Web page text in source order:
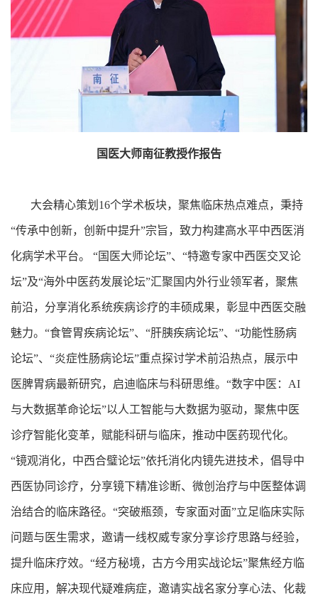
国医大师南征教授作报告
大会精心策划16个学术板块，聚焦临床热点难点，秉持
“传承中创新，创新中提升”宗旨，致力构建高水平中西医消
化病学术平台。 “国医大师论坛”、“特邀专家中西医交叉论
坛”及“海外中医药发展论坛”汇聚国内外行业领军者，聚焦
前沿，分享消化系统疾病诊疗的丰硕成果，彰显中西医交融
魅力。“食管胃疾病论坛”、“肝胰疾病论坛”、“功能性肠病
论坛”、“炎症性肠病论坛”重点探讨学术前沿热点，展示中
医脾胃病最新研究，启迪临床与科研思维。“数字中医：AI
与大数据革命论坛”以人工智能与大数据为驱动，聚焦中医
诊疗智能化变革，赋能科研与临床，推动中医药现代化。
“镜观消化，中西合璧论坛”依托消化内镜先进技术，倡导中
西医协同诊疗，分享镜下精准诊断、微创治疗与中医整体调
治结合的临床路径。“突破瓶颈，专家面对面”立足临床实际
问题与医生需求，邀请一线权威专家分享诊疗思路与经验，
提升临床疗效。“经方秘境，古方今用实战论坛”聚焦经方临
床应用，解决现代疑难病症，邀请实战名家分享心法、化裁